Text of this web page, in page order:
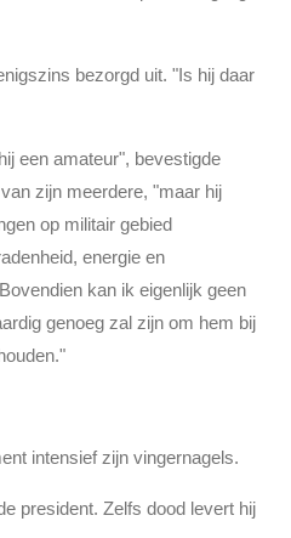
bezorgd uit. "Is hij daar
een amateur", bevestigde
zijn meerdere, "maar hij
op militair gebied
energie en
kan ik eigenlijk geen
genoeg zal zijn om hem bij
intensief zijn vingernagels.
president. Zelfs dood levert hij